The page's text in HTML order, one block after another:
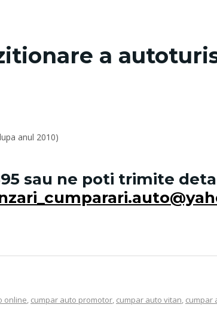
a
anul 2010)
sau ne poti trimite
online, cumpar auto promotor, cumpar auto vitan, cumpar